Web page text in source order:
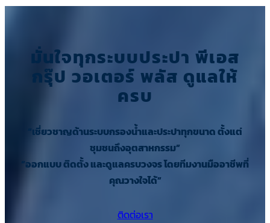
มั่นใจทุกระบบประปา พีเอส
กรุ๊ป วอเตอร์ พลัส ดูแลให้
ครบ
“เชี่ยวชาญด้านระบบกรองน้ำและประปาทุกขนาด ตั้งแต่
ชุมชนถึงอุตสาหกรรม”
“ออกแบบ ติดตั้ง และดูแลครบวงจร โดยทีมงานมืออาชีพที่
คุณวางใจได้”
ติดต่อเรา